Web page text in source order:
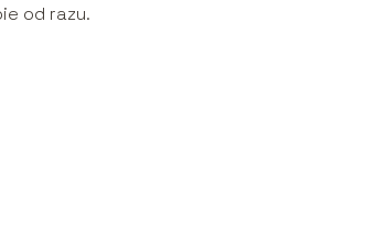
od razu.